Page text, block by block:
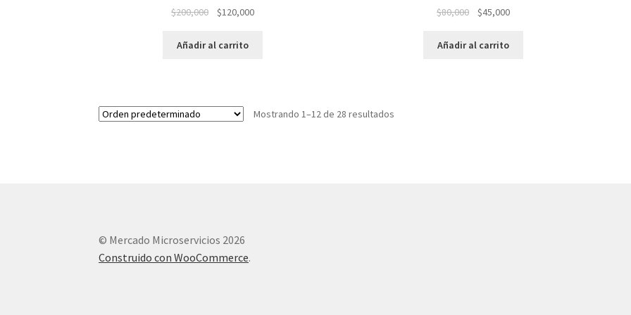
$200,000
original
$120,000El
Añadir al carrito
$80,000
original
$45,000El
actual
Añadir al carrito
Mostrando 1–12 de 28 resultados
© Mercado Microservicios 2026
Construido con WooCommerce.